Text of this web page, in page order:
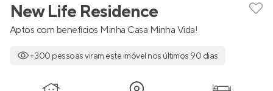
New Life Residence
Aptos com benefícios Minha Casa Minha Vida!
+300 pessoas viram este imóvel nos últimos 90 dias